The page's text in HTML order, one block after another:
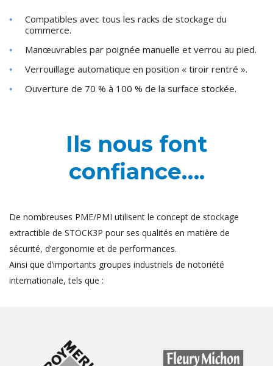
Compatibles avec tous les racks de stockage du
commerce.
Manœuvrables par poignée manuelle et verrou au pied.
Verrouillage automatique en position « tiroir rentré ».
Ouverture de 70 % à 100 % de la surface stockée.
Ils nous font
confiance….
De nombreuses PME/PMI utilisent le concept de stockage
extractible de STOCK3P pour ses qualités en matière de
sécurité, d’ergonomie et de performances.
Ainsi que d’importants groupes industriels de notoriété
internationale, tels que :